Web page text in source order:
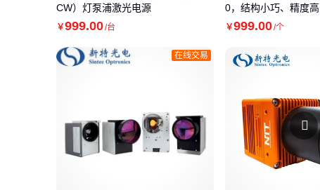
CW）灯泵浦激光电源
￥999.00/台
0，结构小巧、精度高
￥999.00/个
在线交易